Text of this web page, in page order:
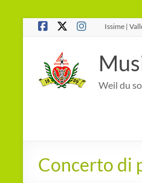
Salta
Issime |
Weil du
Concerto di